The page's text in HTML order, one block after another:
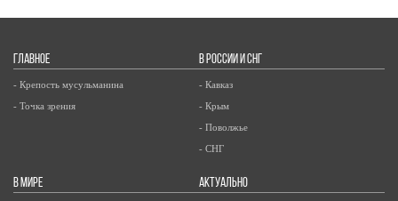
ГЛАВНОЕ
- Крепость мусульманина
- Точка зрения
В РОССИИ И СНГ
- Кавказ
- Крым
- Поволжье
- СНГ
В МИРЕ АКТУАЛЬНО